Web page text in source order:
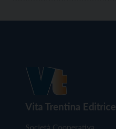
Vita Trentina Editrice
Società Cooperativa